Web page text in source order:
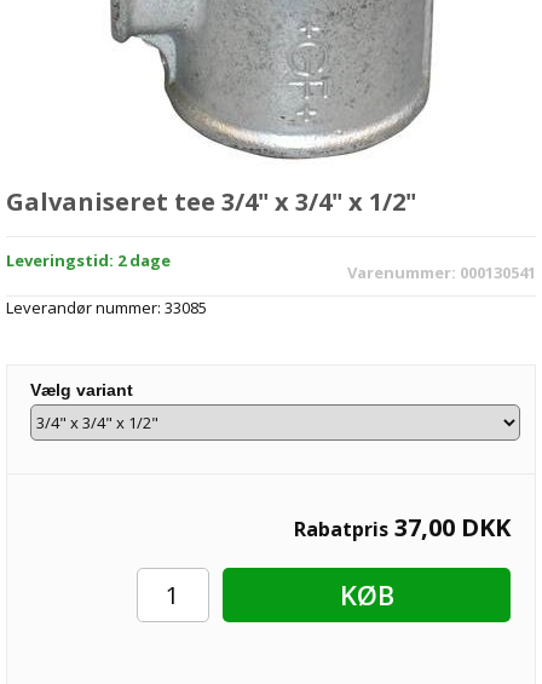
Galvaniseret tee 3/4" x 3/4" x 1/2"
Leveringstid: 2 dage
Varenummer: 000130541
Leverandør nummer: 33085
Vælg variant
Rabatpris 37,00 DKK
KØB